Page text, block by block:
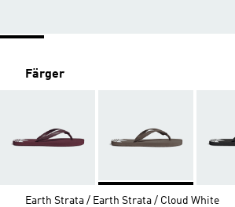
Färger
Earth Strata / Earth Strata / Cloud White